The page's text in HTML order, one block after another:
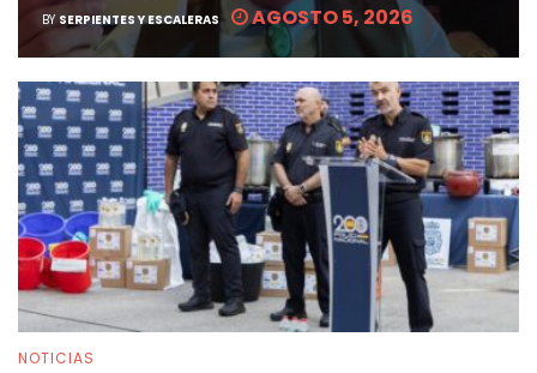
BY SERPIENTES Y ESCALERAS AGOSTO 5, 2026
NOTICIAS